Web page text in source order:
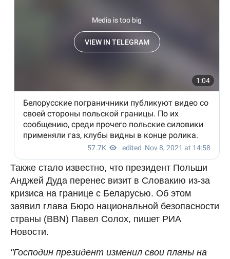
Также стало известно, что президент Польши
Анджей Дуда перенес визит в Словакию из-за
кризиса на границе с Беларусью. Об этом
заявил глава Бюро национальной безопасности
страны (BBN) Павел Солох, пишет РИА
Новости.
"Господин президент изменил свои планы на